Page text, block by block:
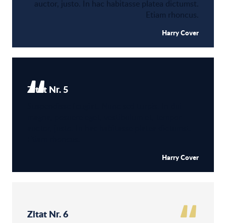
auctor, justo. In hac habitasse platea dictumst.
Etiam rhoncus.
Harry Cover
Zitat Nr. 5
Harry Cover
Zitat Nr. 6